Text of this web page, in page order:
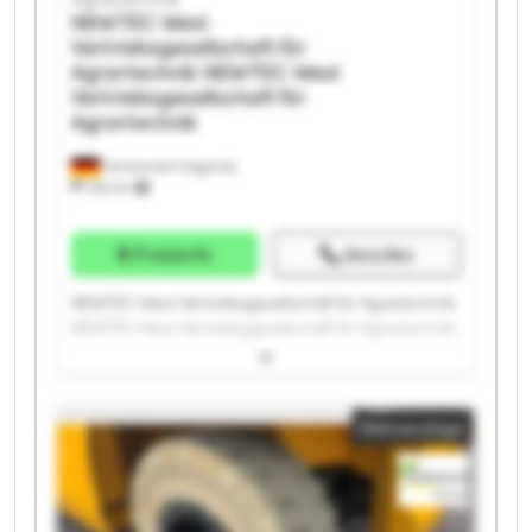
Heinbockel-Hagenah
766 km
NEWTEC West
Vertriebsgesellschaft für
Agrartechnik NEWTEC West
Vertriebsgesellschaft für
Agrartechnik
Preisinfo Anrufen
NEWTEC West Vertriebsgesellschaft für Agrartechnik
NEWTEC West Vertriebsgesellschaft für Agrartechnik
NEWTEC West Vertriebsgesellschaft für Agrartechnik
NEWTEC West Vertriebsgesellschaft für Agrartechnik
NEWTEC West Vertriebsgesellschaft für Agrartechnik
NEWTEC West Vertriebsgesellschaft für Agrartechnik
NEWTEC West Vertriebsgesellschaft für Agrartechnik
NEWTEC West Vertriebsgesellschaft für Agrartechnik
Kleinanzeige